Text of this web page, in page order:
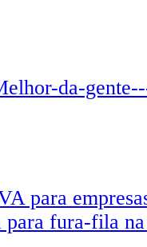
para
fura-fila